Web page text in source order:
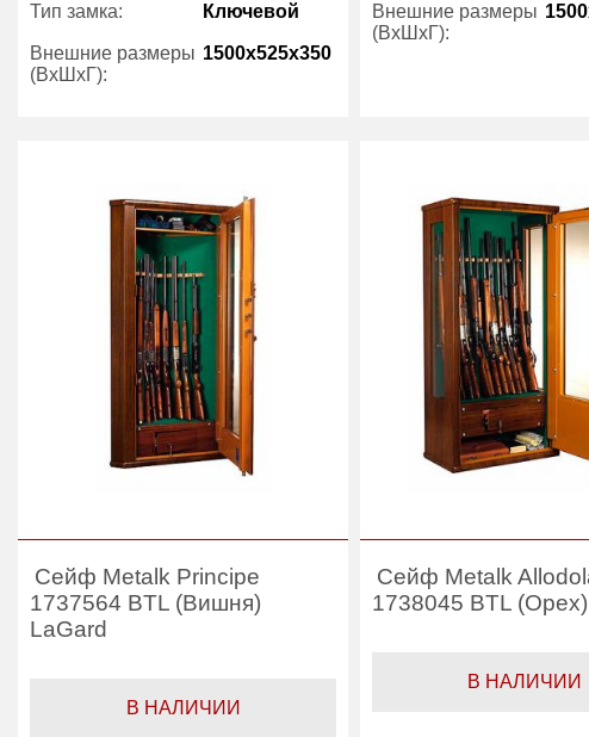
Тип замка: Ключевой
Внешние размеры
(ВхШхГ):
1500x525x350
Внешние размеры
(ВхШхГ):
Сейф Metalk Principe
1737564 BTL (Вишня)
LaGard
В НАЛИЧИИ
Сейф Metalk
1738045 BTL
В НАЛИЧИИ